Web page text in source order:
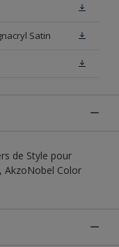
Satin
de Style pour
AkzoNobel Color